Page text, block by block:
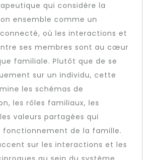
qui considère la
ensemble comme un
où les interactions et
ses membres sont au cœur
familiale. Plutôt que de se
sur un individu, cette
les schémas de
les rôles familiaux, les
valeurs partagées qui
de la famille.
sur les interactions et les